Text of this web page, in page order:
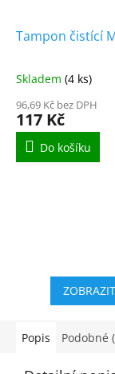
Tampon čistící
Skladem (4 ks)
96,69 Kč bez DPH
117 Kč
Do košíku
Popis Podobné